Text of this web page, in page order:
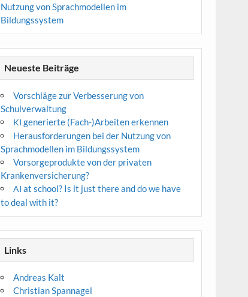
Nutzung von Sprachmodellen im
Bildungssystem
Neueste Beiträge
Vorschläge zur Verbesserung von
Schulverwaltung
KI generierte (Fach-)Arbeiten erkennen
Herausforderungen bei der Nutzung von
Sprachmodellen im Bildungssystem
Vorsorgeprodukte von der privaten
Krankenversicherung?
AI at school? Is it just there and do we have
to deal with it?
Links
Andreas Kalt
Christian Spannagel